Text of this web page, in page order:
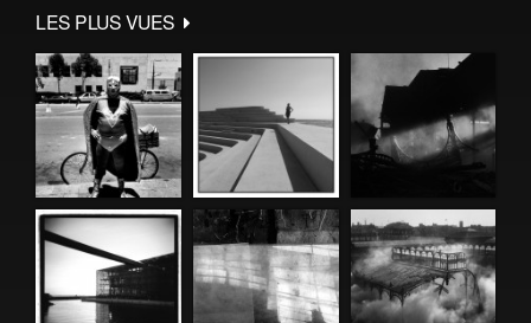
LES PLUS VUES